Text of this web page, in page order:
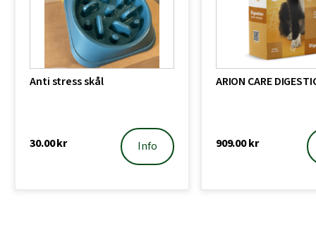
Anti stress skål
30.00kr Info
ARION CARE
909.00kr